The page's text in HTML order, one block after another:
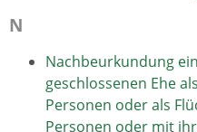
N
Nachbeurkundung
geschlossenen Ehe
Personen oder als
Personen oder mit